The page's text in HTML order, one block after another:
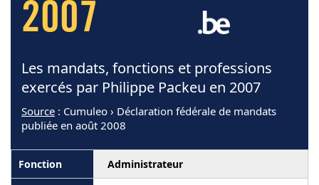
2007
Les mandats, fonctions et professions
exercés par Philippe Packeu en 2007
Source : Cumuleo › Déclaration fédérale de mandats
publiée en août 2008
Administrateur